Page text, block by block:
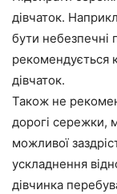
дівчаток.
бути небезпечні
рекомендується
дівчаток.
Також не
дорогі сережки,
можливої
ускладнення
дівчинка